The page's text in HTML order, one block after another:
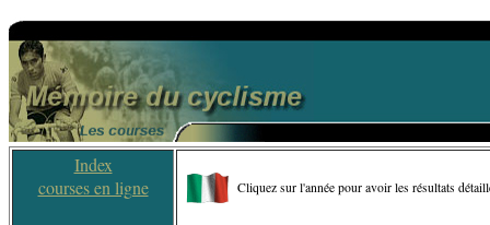
Index
courses en ligne
Cliquez sur l'année pour avoir les résultats